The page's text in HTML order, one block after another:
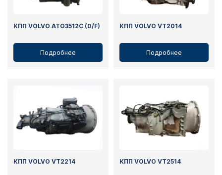
КПП VOLVO ATO3512C (D/F)
Подробнее
КПП VOLVO VT2014
Подробнее
КПП VOLVO VT2214 КПП VOLVO VT2514